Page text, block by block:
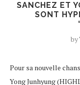
SANCHEZ ET
SONT
by
Pour sa nouvelle
Yong Junhyung